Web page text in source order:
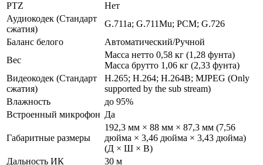
PTZ
Нет
Аудиокодек (Стандарт
сжатия)
G.711a; G.711Mu; PCM; G.726
Баланс белого
Автоматический/Ручной
Вес
Масса нетто 0,58 кг (1,28 фунта)
Масса брутто 1,06 кг (2,33 фунта)
Видеокодек (Стандарт
сжатия)
H.265; H.264; H.264B; MJPEG (Only
supported by the sub stream)
Влажность
до 95%
Встроенный микрофон Да
Габаритные размеры
192,3 мм × 88 мм × 87,3 мм (7,56
дюйма × 3,46 дюйма × 3,43 дюйма)
(Д × Ш × В)
Дальность ИК
30 м